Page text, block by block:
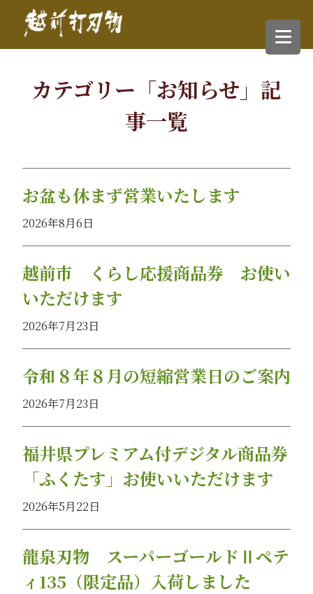
カテゴリー「お知らせ」記
事一覧
お盆も休まず営業いたします
2026年8月6日
越前市 くらし応援商品券 お使い
いただけます
2026年7月23日
令和８年８月の短縮営業日のご案内
2026年7月23日
福井県プレミアム付デジタル商品券
「ふくたす」お使いいただけます
2026年5月22日
龍泉刃物 スーパーゴールドⅡペテ
ィ135（限定品）入荷しました